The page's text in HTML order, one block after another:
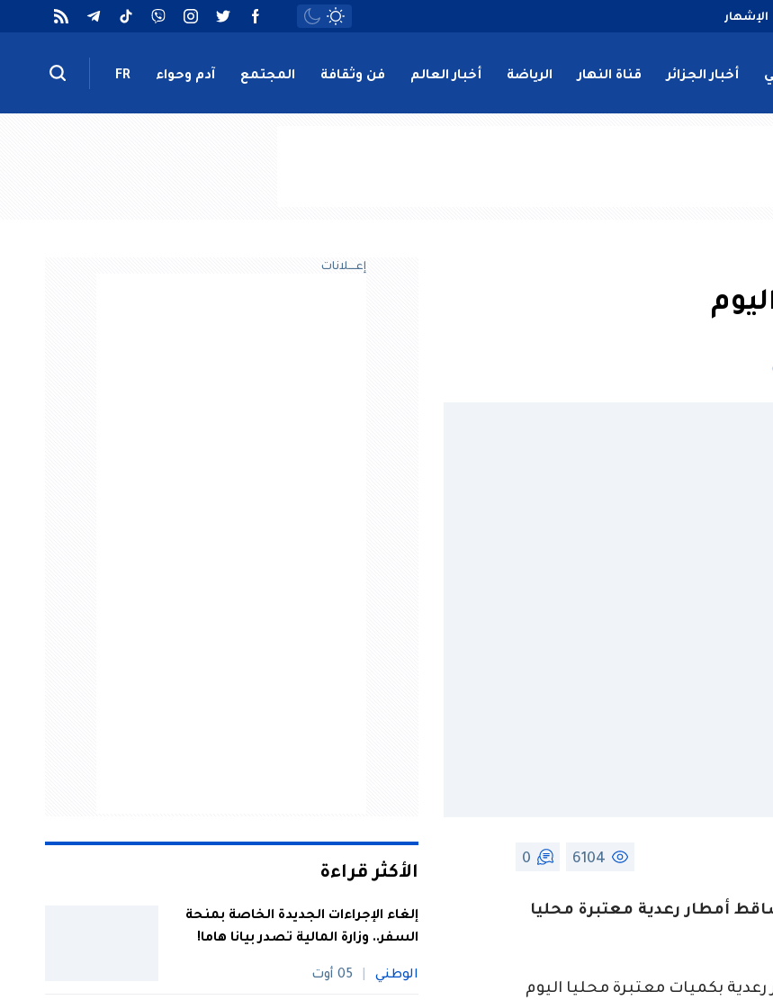
الإشهار
أخبار الجزائر قناة النهار الرياضة أخبار العالم فن وثقافة المجتمع آدم وحواء FR
6104
0
أمطار رعدية معتبرة محليا
بكميات معتبرة محليا اليوم
إعــــلانات
الأكثر قراءة
إلغاء الإجراءات الجديدة الخاصة بمنحة
السفر.. وزارة المالية تصدر بيانا هاما!
الوطني 05 أوت